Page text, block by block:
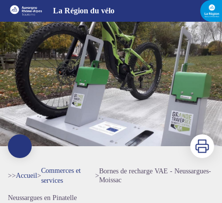
La Région du vélo
Imprimer
>>Accueil>
Commerces et
services
>
Bornes de recharge VAE - Neussargues-
Moissac
Neussargues en Pinatelle